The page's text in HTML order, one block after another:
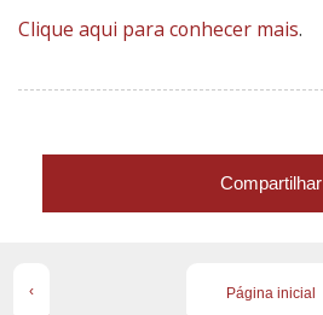
Clique aqui para conhecer mais.
Compartilhar
‹ Página inicial